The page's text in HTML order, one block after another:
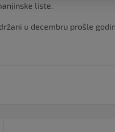
liste.
u decembru prošle